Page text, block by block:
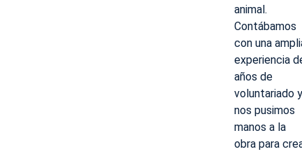
animal.
Contábamos
con una
experiencia
años de
voluntariado y
nos pusimos
manos a la
obra para